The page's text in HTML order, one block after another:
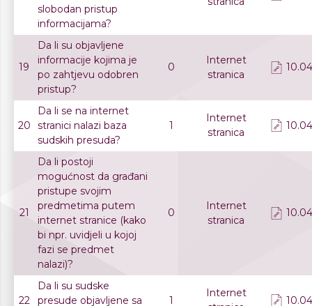
slobodan pristup
informacijama?
19
Da li su objavljene
informacije kojima je
po zahtjevu odobren
pristup?
0
Internet
stranica
20
Da li se na internet
stranici nalazi baza
sudskih presuda?
1
Internet
stranica
21
Da li postoji
mogućnost da građani
pristupe svojim
predmetima putem
internet stranice (kako
bi npr. uvidjeli u kojoj
fazi se predmet
nalazi)?
0
Internet
stranica
22
Da li su sudske
presude objavljene sa
1
Internet